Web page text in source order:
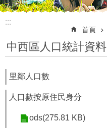
:::
:::
首頁
中西區人口統計資料
里鄰人口數
人口數按原住民身分
ods(275.81 KB)